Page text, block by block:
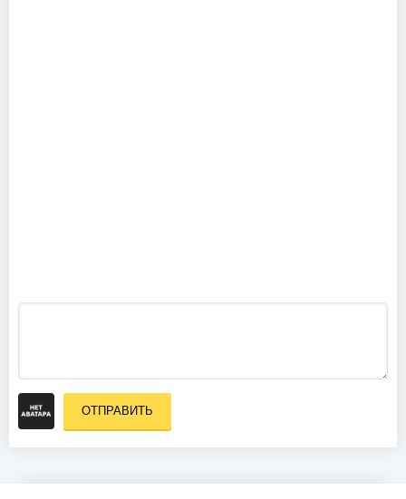
ОТПРАВИТЬ